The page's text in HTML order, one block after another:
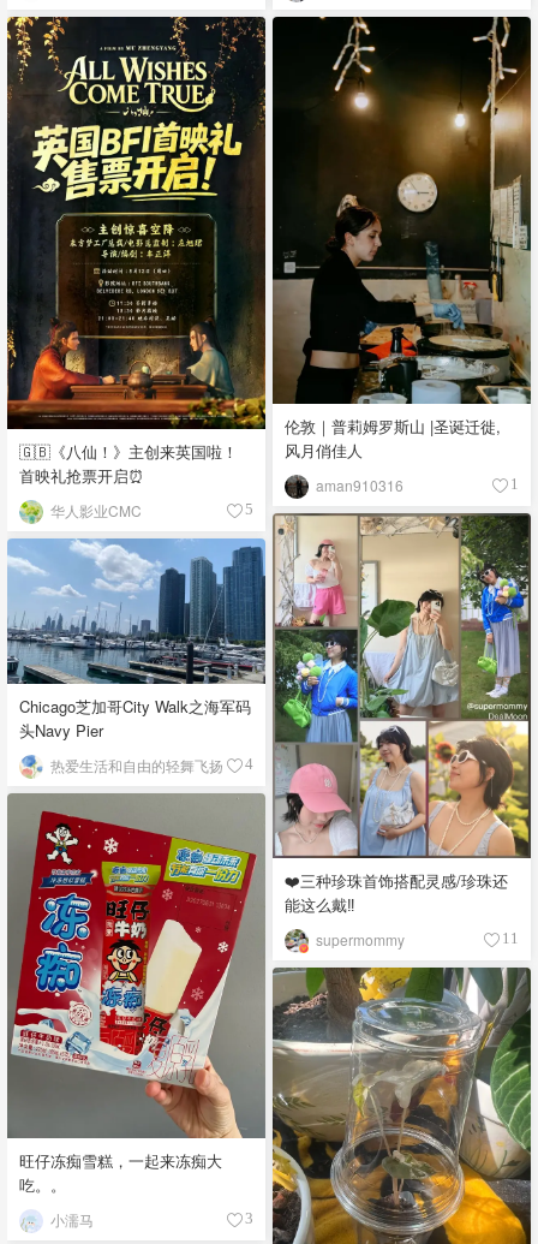
🇬🇧《八仙！》主创来英国啦！
首映礼抢票开启⏰
华人影业CMC 5
伦敦｜普莉姆罗斯山 |圣诞迁徙,
风月俏佳人
aman910316 1
❤️三种珍珠首饰搭配灵感/珍珠还
能这么戴‼️
supermommy 11
Chicago芝加哥City Walk之海军码
头Navy Pier
热爱生活和自由的轻舞飞扬 4
旺仔冻痴雪糕，一起来冻痴大
吃。。
小濡马 3